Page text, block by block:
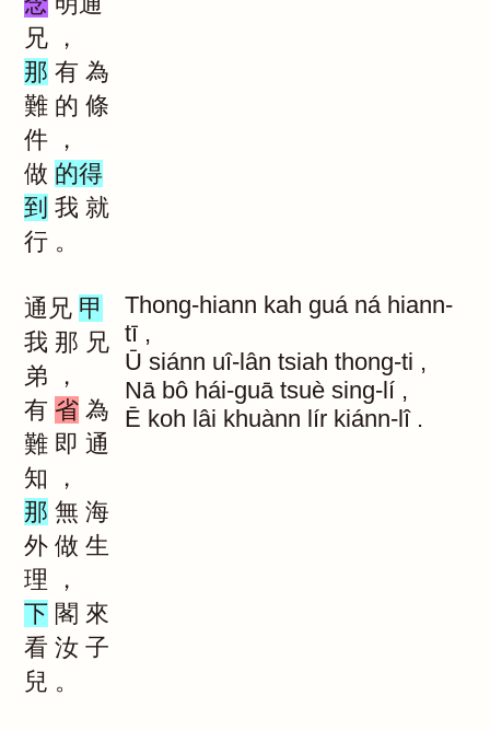
兄
，
那 有 為
難 的 條
件
，
做 的得
到 我 就
行 。
通兄 甲
我 那 兄
弟
，
有 省 為
難 即 通
知
，
那 無 海
外 做 生
理
，
下 閣 來
看 汝 子
兒 。
Thong-hiann kah guá ná hiann-
tī ,
Ū siánn uî-lân tsiah thong-ti ,
Nā bô hái-guā tsuè sing-lí ,
Ē koh lâi khuànn lír kiánn-lî .